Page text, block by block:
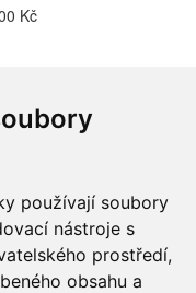
používají soubory
nástroje s
prostředí,
obsahu a
Kč